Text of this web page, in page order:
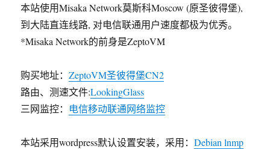
本站使用Misaka Network莫斯科Moscow (原圣彼得堡),
到大陆直连线路, 对电信联通用户速度都极为优秀。
*Misaka Network的前身是ZeptoVM
购买地址：ZeptoVM圣彼得堡CN2
路由、测速文件:LookingGlass
三网监控： 电信移动联通网络监控
本站采用wordpress默认设置安装，采用：Debian lnmp